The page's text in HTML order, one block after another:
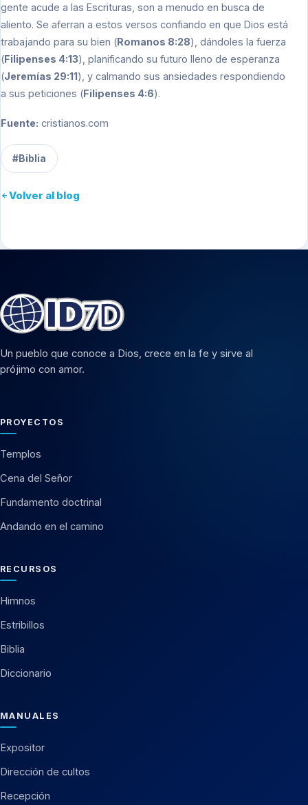
gente acude a las Escrituras, son a menudo en busca de
aliento. Se aferran a estos versos confiando en que Dios está
trabajando para su bien (Romanos 8:28), dándoles la fuerza
(Filipenses 4:13), planificando su futuro lleno de esperanza
(Jeremías 29:11), y calmando sus ansiedades respondiendo
a sus peticiones (Filipenses 4:6).
Fuente: cristianos.com
#Biblia
Volver al blog
Un pueblo que conoce a Dios, crece en la fe y sirve al
prójimo con amor.
PROYECTOS
Templos
Cena del Señor
Fundamento doctrinal
Andando en el camino
RECURSOS
Himnos
Estribillos
Biblia
Diccionario
MANUALES
Expositor
Dirección de cultos
Recepción